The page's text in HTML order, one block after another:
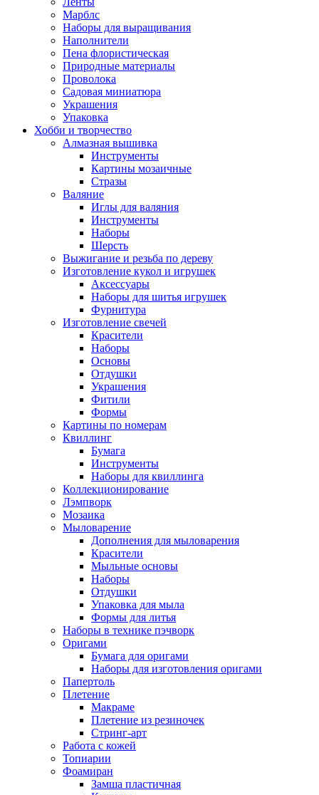
Марблс
Наборы для выращивания
Наполнители
Пена флористическая
Природные материалы
Проволока
Садовая миниатюра
Украшения
Упаковка
Хобби и творчество
Алмазная вышивка
Инструменты
Картины мозаичные
Стразы
Валяние
Иглы для валяния
Инструменты
Наборы
Шерсть
Выжигание и резьба по дереву
Изготовление кукол и игрушек
Аксессуары
Наборы для шитья игрушек
Фурнитура
Изготовление свечей
Красители
Наборы
Основы
Отдушки
Украшения
Фитили
Формы
Картины по номерам
Квиллинг
Бумага
Инструменты
Наборы для квиллинга
Коллекционирование
Лэмпворк
Мозаика
Мыловарение
Дополнения для мыловарения
Красители
Мыльные основы
Наборы
Отдушки
Упаковка для мыла
Формы для литья
Наборы в технике пэчворк
Оригами
Бумага для оригами
Наборы для изготовления оригами
Папертоль
Плетение
Макраме
Плетение из резиночек
Стринг-арт
Работа с кожей
Топиарии
Фоамиран
Замша пластичная